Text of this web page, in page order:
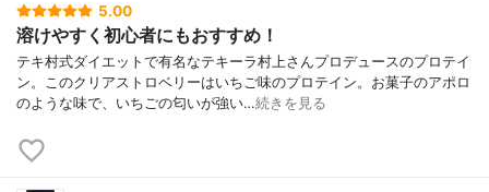
5.00
溶けやすく初心者にもおすすめ！
テキ村式ダイエットで有名なテキーラ村上さんプロデュースのプロテイ
ン。このクリアストロベリーはいちご味のプロテイン。お菓子のアポロ
のような味で、いちごの匂いが強い…続きを見る